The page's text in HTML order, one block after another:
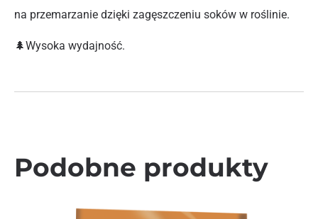
na przemarzanie dzięki zagęszczeniu soków w roślinie.
🌲Wysoka wydajność.
Podobne produkty